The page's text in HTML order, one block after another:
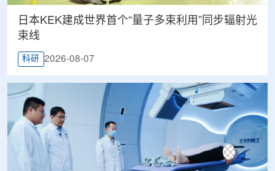
日本KEK建成世界首个“量子多束利用”同步辐射光
束线
科研 2026-08-07